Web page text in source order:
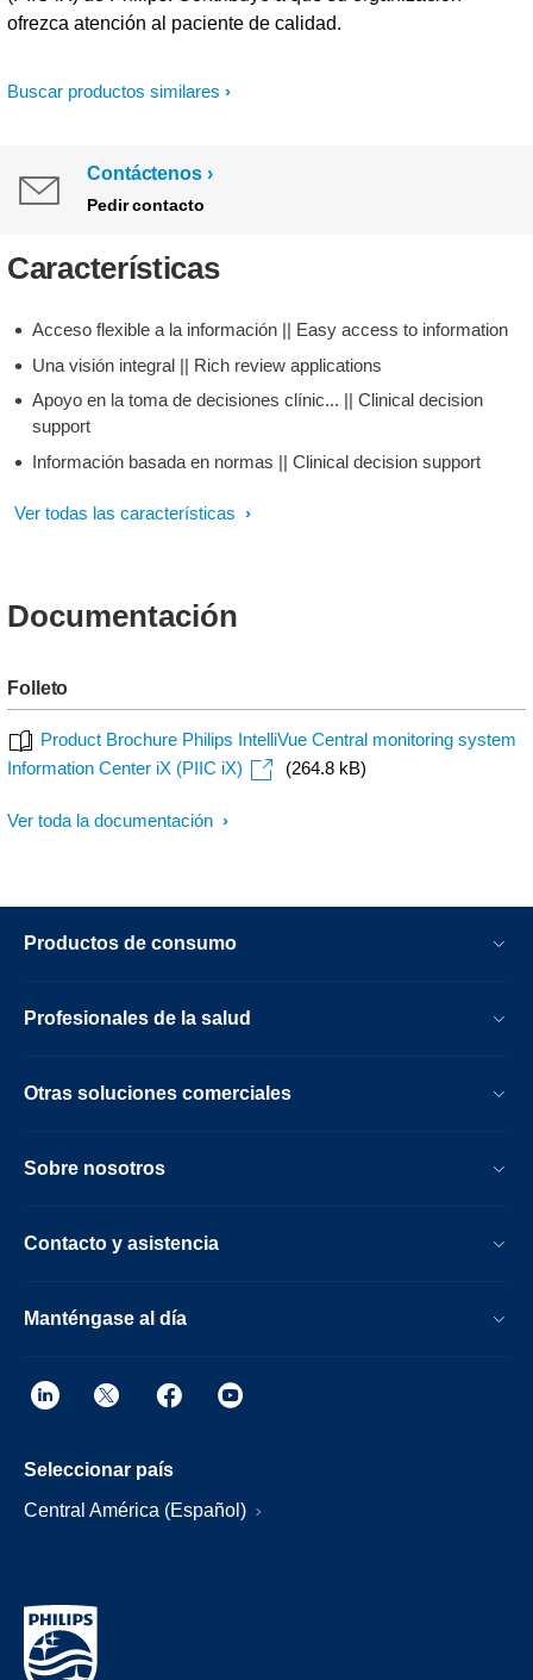
Buscar productos similares
ofrezca atención al paciente de calidad.
Contáctenos
Pedir contacto
Características
Acceso flexible a la información || Easy access to information
Una visión integral || Rich review applications
Apoyo en la toma de decisiones clínic... || Clinical decision
support
Información basada en normas || Clinical decision support
Ver todas las características
Documentación
Folleto
Product Brochure Philips IntelliVue Central monitoring system
Information Center iX (PIIC iX)
(264.8 kB)
Ver toda la documentación
Productos de consumo
Profesionales de la salud
Otras soluciones comerciales
Sobre nosotros
Contacto y asistencia
Manténgase al día
Seleccionar país
Central América (Español)